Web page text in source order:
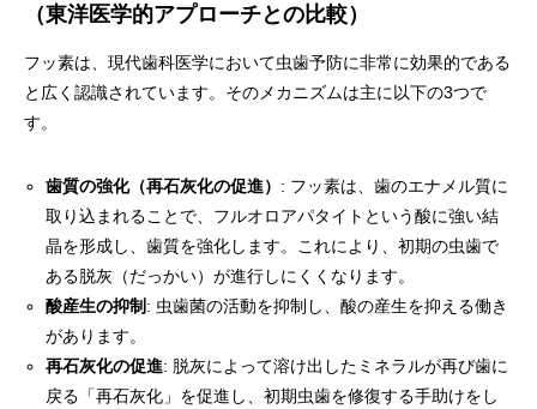
（東洋医学的アプローチとの比較）
フッ素は、現代歯科医学において虫歯予防に非常に効果的である
と広く認識されています。そのメカニズムは主に以下の3つで
す。
歯質の強化（再石灰化の促進） : フッ素は、歯のエナメル質に
取り込まれることで、フルオロアパタイトという酸に強い結
晶を形成し、歯質を強化します。これにより、初期の虫歯で
ある脱灰（だっかい）が進行しにくくなります。
酸産生の抑制 : 虫歯菌の活動を抑制し、酸の産生を抑える働き
があります。
再石灰化の促進: 脱灰によって溶け出したミネラルが再び歯に
戻る「再石灰化」を促進し、初期虫歯を修復する手助けをし